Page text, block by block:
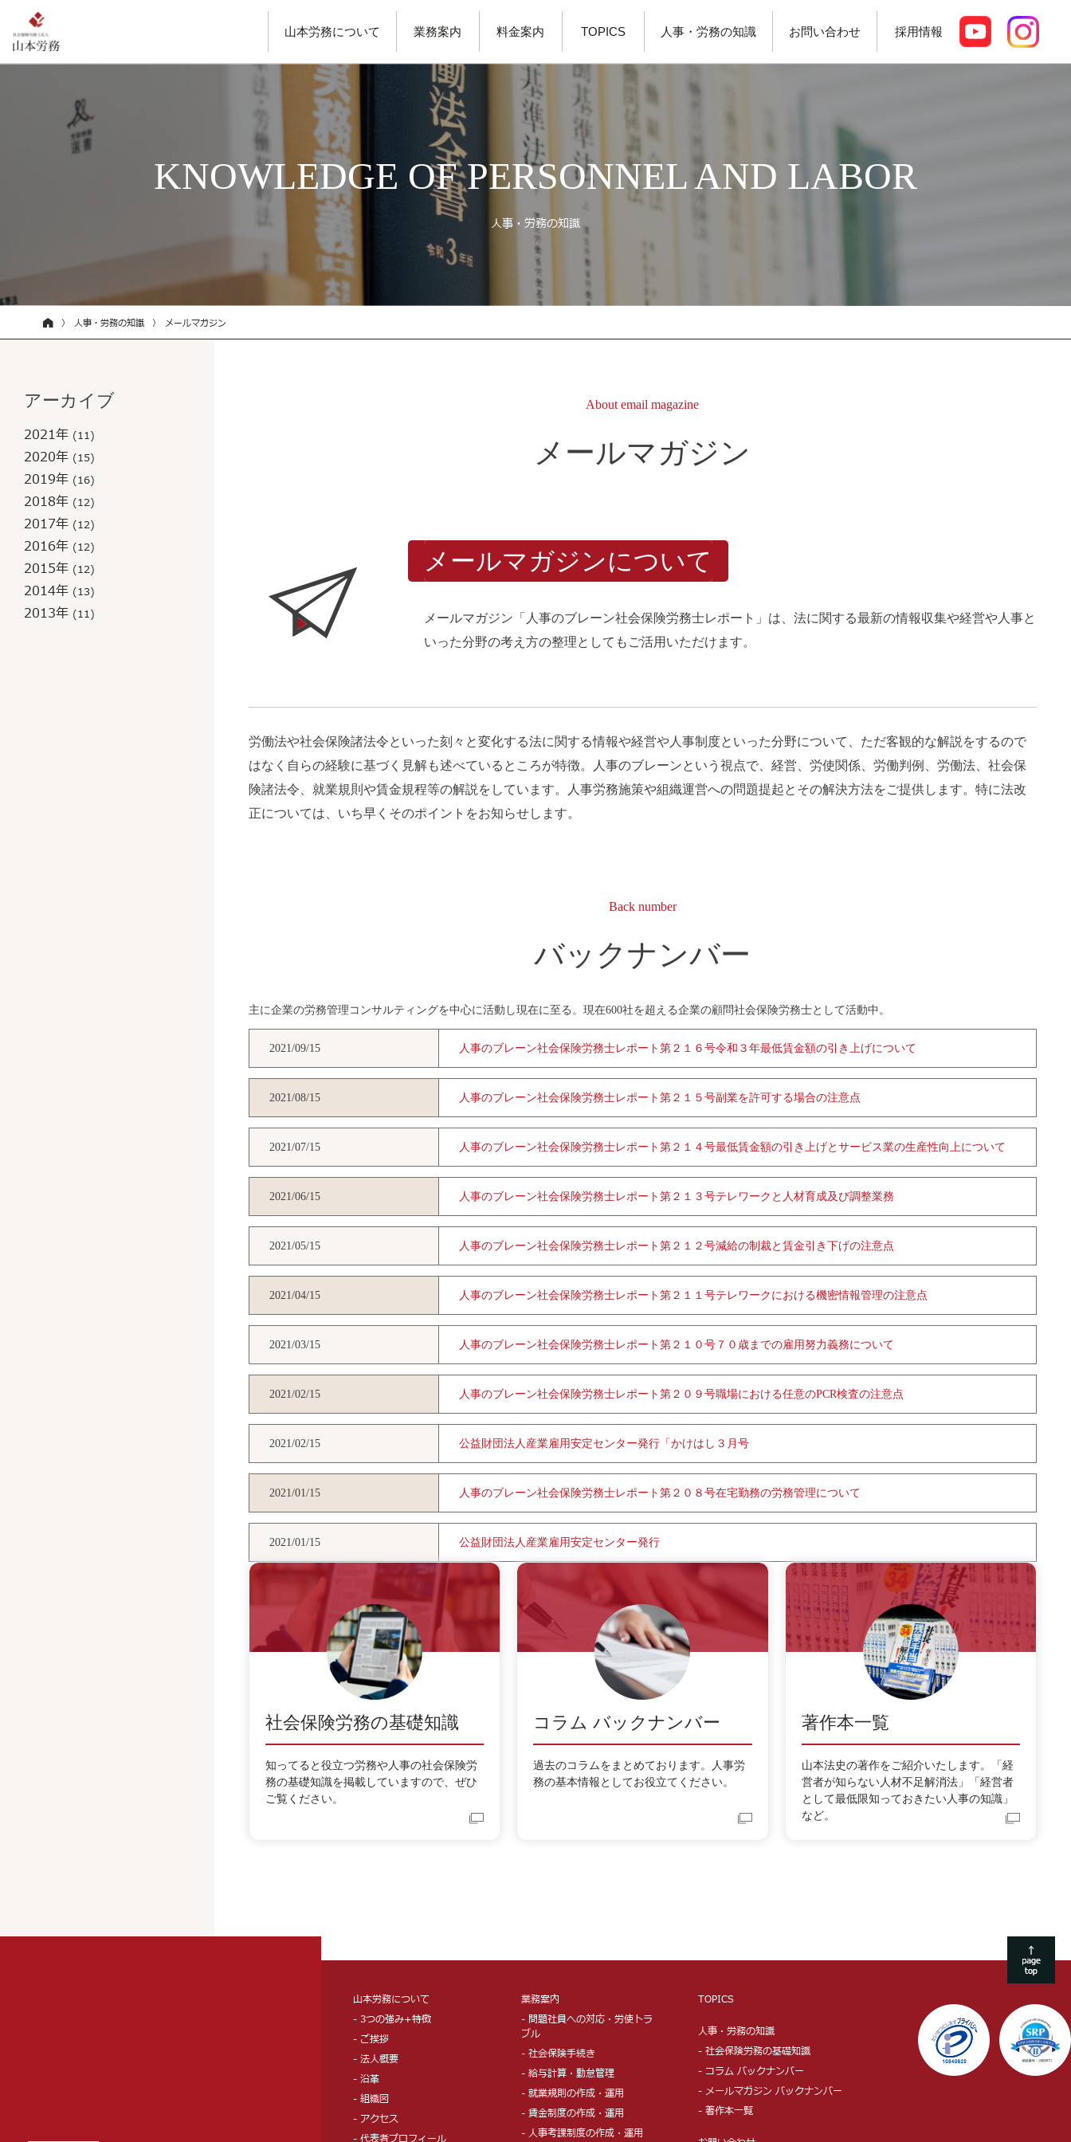
山本労務について 業務案内 料金案内 TOPICS 人事・労務の知識 お問い合わせ 採用情報
KNOWLEDGE OF PERSONNEL AND LABOR
人事・労務の知識
人事・労務の知識 メールマガジン
アーカイブ
2021年 (11)
2020年 (15)
2019年 (16)
2018年 (12)
2017年 (12)
2016年 (12)
2015年 (12)
2014年 (13)
2013年 (11)
About email magazine
メールマガジン
メールマガジンについて
メールマガジン「人事のブレーン社会保険労務士レポート」は、法に関する最新の情報収集や経営や人事と
いった分野の考え方の整理としてもご活用いただけます。
労働法や社会保険諸法令といった刻々と変化する法に関する情報や経営や人事制度といった分野について、ただ客観的な解説をするので
はなく自らの経験に基づく見解も述べているところが特徴。人事のブレーンという視点で、経営、労使関係、労働判例、労働法、社会保
険諸法令、就業規則や賃金規程等の解説をしています。人事労務施策や組織運営への問題提起とその解決方法をご提供します。特に法改
正については、いち早くそのポイントをお知らせします。
Back number
バックナンバー
主に企業の労務管理コンサルティングを中心に活動し現在に至る。現在600社を超える企業の顧問社会保険労務士として活動中。
2021/09/15 人事のブレーン社会保険労務士レポート第２１６号令和３年最低賃金額の引き上げについて
2021/08/15 人事のブレーン社会保険労務士レポート第２１５号副業を許可する場合の注意点
2021/07/15 人事のブレーン社会保険労務士レポート第２１４号最低賃金額の引き上げとサービス業の生産性向上について
2021/06/15 人事のブレーン社会保険労務士レポート第２１３号テレワークと人材育成及び調整業務
2021/05/15 人事のブレーン社会保険労務士レポート第２１２号減給の制裁と賃金引き下げの注意点
2021/04/15 人事のブレーン社会保険労務士レポート第２１１号テレワークにおける機密情報管理の注意点
2021/03/15 人事のブレーン社会保険労務士レポート第２１０号７０歳までの雇用努力義務について
2021/02/15 人事のブレーン社会保険労務士レポート第２０９号職場における任意のPCR検査の注意点
2021/02/15 公益財団法人産業雇用安定センター発行「かけはし３月号
2021/01/15 人事のブレーン社会保険労務士レポート第２０８号在宅勤務の労務管理について
2021/01/15 公益財団法人産業雇用安定センター発行
社会保険労務の基礎知識
知ってると役立つ労務や人事の社会保険労
務の基礎知識を掲載していますので、ぜひ
ご覧ください。
コラム バックナンバー
過去のコラムをまとめております。人事労
務の基本情報としてお役立てください。
著作本一覧
山本法史の著作をご紹介いたします。「経
営者が知らない人材不足解消法」「経営者
として最低限知っておきたい人事の知識」
など。
山本労務について
- 3つの強み+特徴
- ご挨拶
- 法人概要
- 沿革
- 組織図
- アクセス
- 代表者プロフィール
業務案内
- 問題社員への対応・労使トラ
ブル
- 社会保険手続き
- 給与計算・勤怠管理
- 就業規則の作成・運用
- 賃金制度の作成・運用
- 人事考課制度の作成・運用
TOPICS
人事・労務の知識
- 社会保険労務の基礎知識
- コラム バックナンバー
- メールマガジン バックナンバー
- 著作本一覧